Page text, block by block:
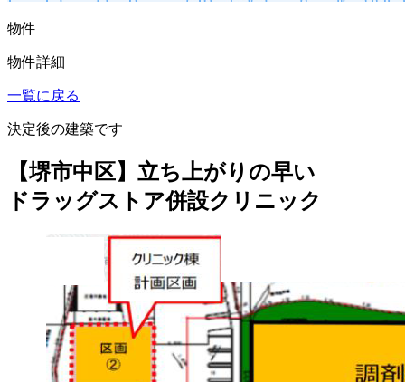
物件
物件詳細
一覧に戻る
決定後の建築です
【堺市中区】立ち上がりの早い
ドラッグストア併設クリニック